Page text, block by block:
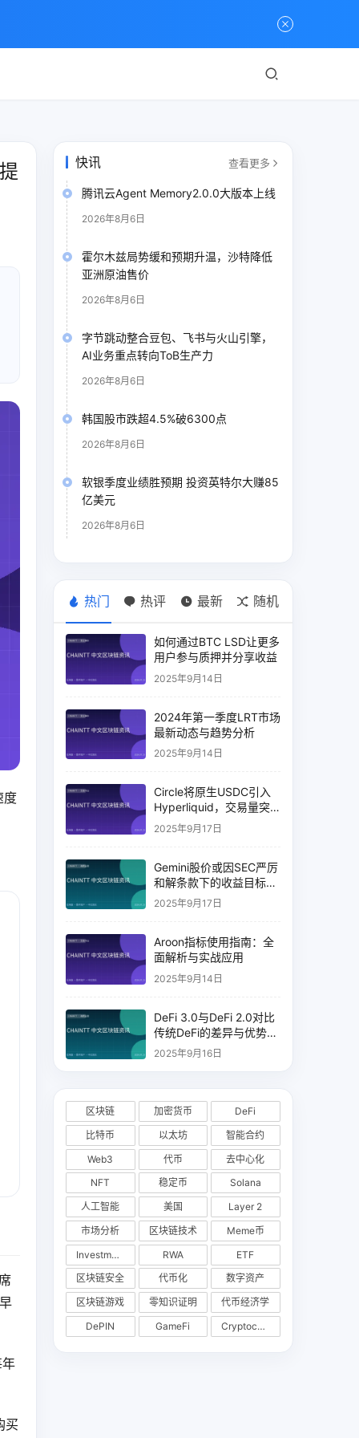
度
买
快讯 查看更多
腾讯云Agent Memory2.0.0大版本上线
2026年8月6日
霍尔木兹局势缓和预期升温，沙特降低
亚洲原油售价
2026年8月6日
字节跳动整合豆包、飞书与火山引擎，
AI业务重点转向ToB生产力
2026年8月6日
韩国股市跌超4.5%破6300点
2026年8月6日
软银季度业绩胜预期 投资英特尔大赚85
亿美元
2026年8月6日
热门 热评 最新 随机
如何通过BTC LSD让更多
用户参与质押并分享收益
2025年9月14日
2024年第一季度LRT市场
最新动态与趋势分析
2025年9月14日
Circle将原生USDC引入
Hyperliquid，交易量突
破币安14%
2025年9月17日
Gemini股价或因SEC严厉
和解条款下的收益目标破
灭而下跌
2025年9月17日
Aroon指标使用指南：全
面解析与实战应用
2025年9月14日
DeFi 3.0与DeFi 2.0对比
传统DeFi的差异与优势分
析
2025年9月16日
区块链 加密货币
DeFi
比特币
以太坊
智能合约
Web3
代币
去中心化
NFT
稳定币
Solana
人工智能
美国
Layer 2
市场分析
区块链技术
Meme币
Investments
RWA
ETF
区块链安全
代币化
数字资产
区块链游戏
零知识证明
代币经济学
DePIN
GameFi Cryptocurrency Exchange